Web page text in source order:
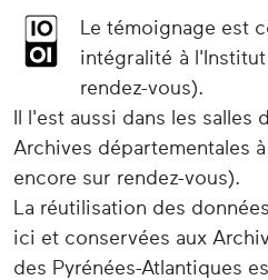
Le témoignage est
intégralité à
rendez-vous).
Il l'est aussi dans les salles
Archives départementales
encore sur rendez-vous).
La réutilisation des
ici et conservées aux
des Pyrénées-Atlantiques